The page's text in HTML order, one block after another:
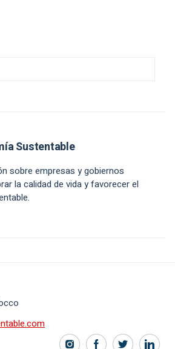
Sustentable
sobre empresas y gobiernos
la calidad de vida y favorecer el